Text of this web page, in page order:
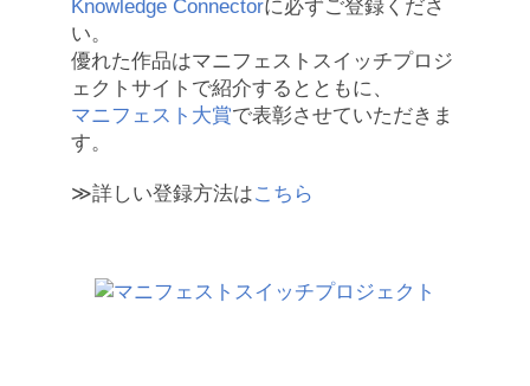
Knowledge Connectorに必ずご登録くださ
い。
優れた作品はマニフェストスイッチプロジ
ェクトサイトで紹介するとともに、
マニフェスト大賞で表彰させていただきま
す。
≫詳しい登録方法はこちら